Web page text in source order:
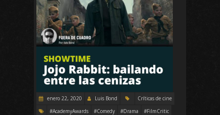
enero 22, 2020 Luis Bond
Críticas de cine
#AcademyAwards
#Comedy #Drama
#FilmCritic